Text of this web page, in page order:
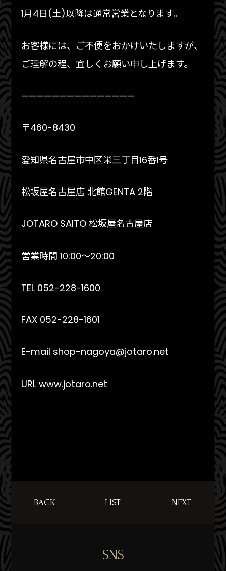
1月4日(土)以降は通常営業となります。
お客様には、ご不便をおかけいたしますが、
ご理解の程、宜しくお願い申し上げます。
———————————————
〒460-8430
愛知県名古屋市中区栄三丁目16番1号
松坂屋名古屋店 北館GENTA 2階
JOTARO SAITO 松坂屋名古屋店
営業時間 10:00〜20:00
TEL 052-228-1600
FAX 052-228-1601
E-mail shop-nagoya@jotaro.net
URLwww.jotaro.net
BACK LIST NEXT
SNS